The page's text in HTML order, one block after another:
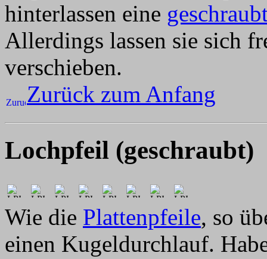
hinterlassen eine
Allerdings lassen sie sich
verschieben.
Zurück zum Anfang
Lochpfeil (geschraubt)
Wie die Plattenpfeile, so
einen Kugeldurchlauf.